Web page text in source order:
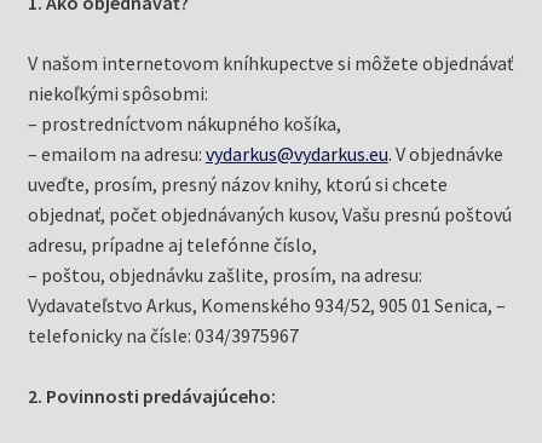
V našom internetovom kníhkupectve si môžete objednávať
niekoľkými spôsobmi:
– prostredníctvom nákupného košíka,
– emailom na adresu: vydarkus@vydarkus.eu. V objednávke
uveďte, prosím, presný názov knihy, ktorú si chcete
objednať, počet objednávaných kusov, Vašu presnú poštovú
adresu, prípadne aj telefónne číslo,
– poštou, objednávku zašlite, prosím, na adresu:
Vydavateľstvo Arkus, Komenského 934/52, 905 01 Senica, –
telefonicky na čísle: 034/3975967
2. Povinnosti predávajúceho: